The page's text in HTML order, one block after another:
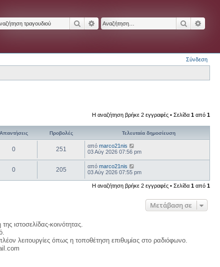
ΑναζήτησηΕιδική αναζήτηση
Σύνδεση
Η αναζήτηση βρήκε 2 εγγραφές • Σελίδα 1 από 1
Απαντήσεις Προβολές Τελευταία δημοσίευση
0 251 από marco21nis
03 Αύγ 2026 07:56 pm
0 205 από marco21nis
03 Αύγ 2026 07:55 pm
Η αναζήτηση βρήκε 2 εγγραφές • Σελίδα 1 από 1
Μετάβαση σε
ιστοσελίδας-κοινότητας.
λειτουργίες όπως η τοποθέτηση επιθυμίας στο ραδιόφωνο.